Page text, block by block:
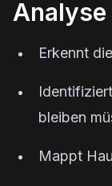
Analyse
Erkennt
bleiben
Mappt